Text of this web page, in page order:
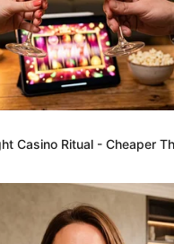
In 7 Days With This
Casino Ritual - Cheaper